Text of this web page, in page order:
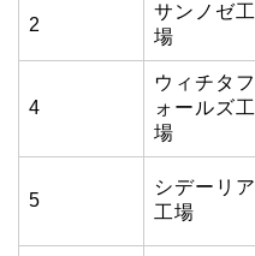
2
サンノゼ工
場
4
ウィチタフ
ォールズ工
場
5
シデーリア
工場